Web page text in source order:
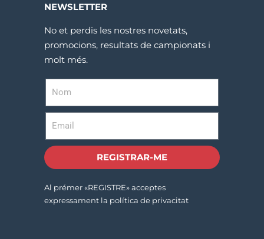
NEWSLETTER
No et perdis les nostres novetats,
promocions, resultats de campionats i
molt més.
REGISTRAR-ME
Al prémer «REGISTRE» acceptes
expressament la política de privacitat